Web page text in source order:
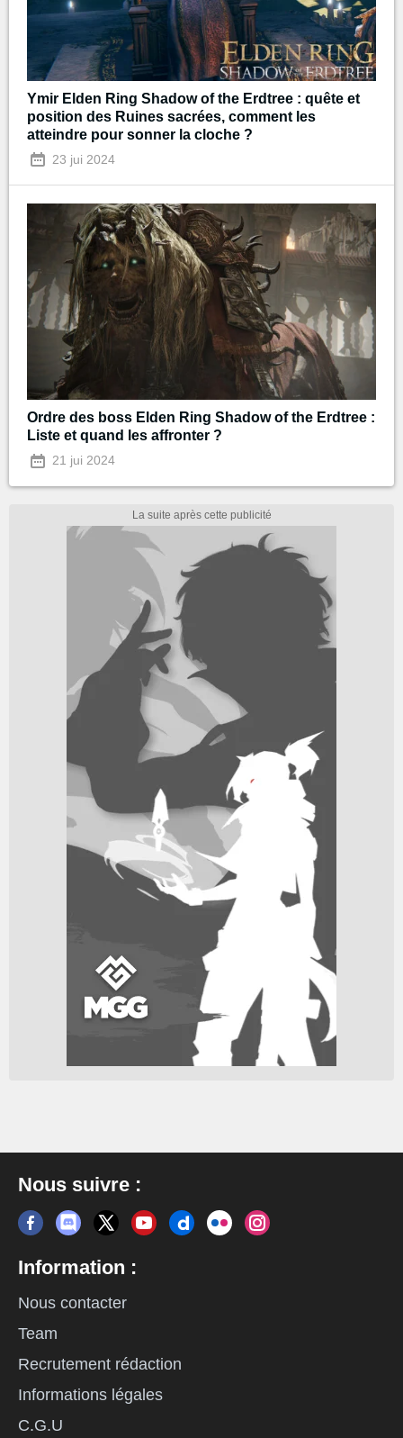
Ymir Elden Ring Shadow of the Erdtree : quête et
position des Ruines sacrées, comment les
atteindre pour sonner la cloche ?
23 jui 2024
Ordre des boss Elden Ring Shadow of the Erdtree :
Liste et quand les affronter ?
21 jui 2024
Nous suivre :
Information :
Nous contacter
Team
Recrutement rédaction
Informations légales
C.G.U